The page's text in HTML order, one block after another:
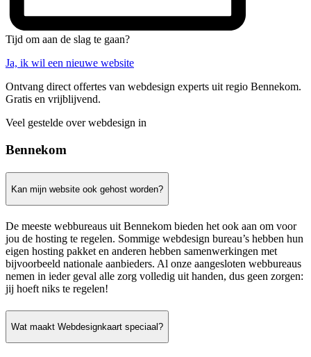
Tijd om aan de slag te gaan?
Ja, ik wil een nieuwe website
Ontvang direct offertes van webdesign experts uit regio Bennekom.
Gratis en vrijblijvend.
Veel gestelde over webdesign in
Bennekom
Kan mijn website ook gehost worden?
De meeste webbureaus uit Bennekom bieden het ook aan om voor
jou de hosting te regelen. Sommige webdesign bureau’s hebben hun
eigen hosting pakket en anderen hebben samenwerkingen met
bijvoorbeeld nationale aanbieders. Al onze aangesloten webbureaus
nemen in ieder geval alle zorg volledig uit handen, dus geen zorgen:
jij hoeft niks te regelen!
Wat maakt Webdesignkaart speciaal?